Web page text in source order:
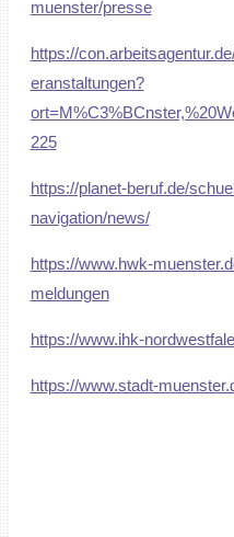
muenster/presse
https://
eranstaltungen?
225
https://planet-beruf.de/
navigation/news/
https://www.hwk-
meldungen
https://www.ihk-
https://www.stadt-